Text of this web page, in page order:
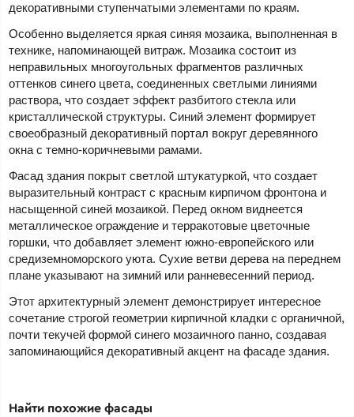
декоративными ступенчатыми элементами по краям.
Особенно выделяется яркая синяя мозаика, выполненная в
технике, напоминающей витраж. Мозаика состоит из
неправильных многоугольных фрагментов различных
оттенков синего цвета, соединенных светлыми линиями
раствора, что создает эффект разбитого стекла или
кристаллической структуры. Синий элемент формирует
своеобразный декоративный портал вокруг деревянного
окна с темно-коричневыми рамами.
Фасад здания покрыт светлой штукатуркой, что создает
выразительный контраст с красным кирпичом фронтона и
насыщенной синей мозаикой. Перед окном виднеется
металлическое ограждение и терракотовые цветочные
горшки, что добавляет элемент южно-европейского или
средиземноморского уюта. Сухие ветви дерева на переднем
плане указывают на зимний или ранневесенний период.
Этот архитектурный элемент демонстрирует интересное
сочетание строгой геометрии кирпичной кладки с органичной,
почти текучей формой синего мозаичного панно, создавая
запоминающийся декоративный акцент на фасаде здания.
Найти похожие фасады